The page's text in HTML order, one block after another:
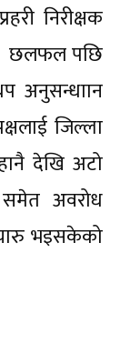
निरीक्षक
। छलफल पछि
अनुसन्धाान
जिल्ला
देखि अटो
अवरोध
भइसकेको